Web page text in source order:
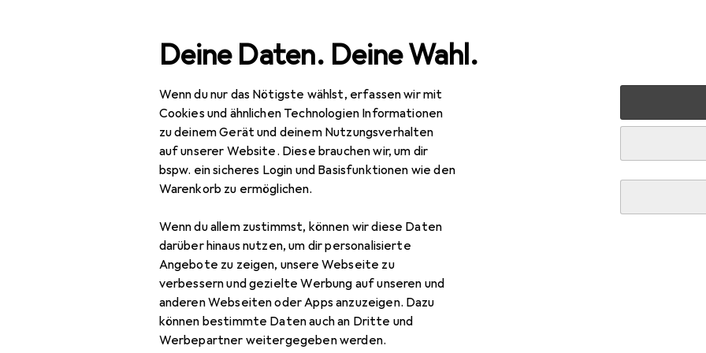
Deine Daten. Deine Wahl.
Wenn du nur das Nötigste wählst, erfassen wir mit
Cookies und ähnlichen Technologien Informationen
zu deinem Gerät und deinem Nutzungsverhalten
auf unserer Website. Diese brauchen wir, um dir
bspw. ein sicheres Login und Basisfunktionen wie den
Warenkorb zu ermöglichen.
Wenn du allem zustimmst, können wir diese Daten
darüber hinaus nutzen, um dir personalisierte
Angebote zu zeigen, unsere Webseite zu
verbessern und gezielte Werbung auf unseren und
anderen Webseiten oder Apps anzuzeigen. Dazu
können bestimmte Daten auch an Dritte und
Werbepartner weitergegeben werden.
Navigation nach Kategorien Gesamtsortiment IT + Multimedia Foto + Video